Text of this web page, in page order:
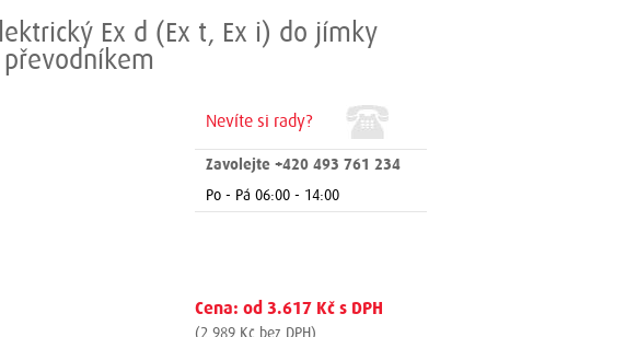
Ex d (Ex t, Ex i) do jímky
převodníkem
Nevíte si rady?
Zavolejte +420 493 761 234
Po - Pá 06:00 - 14:00
Cena: od 3.617 Kč s DPH
(2.989 Kč bez DPH)